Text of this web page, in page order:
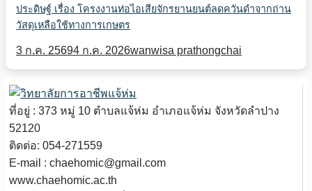
ประดิษฐ์ เรื่อง โครงงานท่อไอเสียจักรยานยนต์ลดควันดำจากถ่าน
วัสดุเหลือใช้ทางการเกษตร
3 ก.ค. 25694 ก.ค. 2026wanwisa prathongchai
ที่อยู่ : 373 หมู่ 10 ตำบลแจ้ห่ม อำเภอแจ้ห่ม จังหวัดลำปาง
52120
ติดต่อ: 054-271559
E-mail : chaehomic@gmail.com
www.chaehomic.ac.th